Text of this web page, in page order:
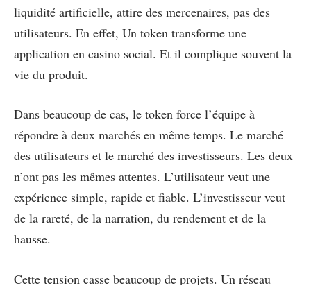
liquidité artificielle, attire des mercenaires, pas des
utilisateurs. En effet, Un token transforme une
application en casino social. Et il complique souvent la
vie du produit.
Dans beaucoup de cas, le token force l’équipe à
répondre à deux marchés en même temps. Le marché
des utilisateurs et le marché des investisseurs. Les deux
n’ont pas les mêmes attentes. L’utilisateur veut une
expérience simple, rapide et fiable. L’investisseur veut
de la rareté, de la narration, du rendement et de la
hausse.
Cette tension casse beaucoup de projets. Un réseau